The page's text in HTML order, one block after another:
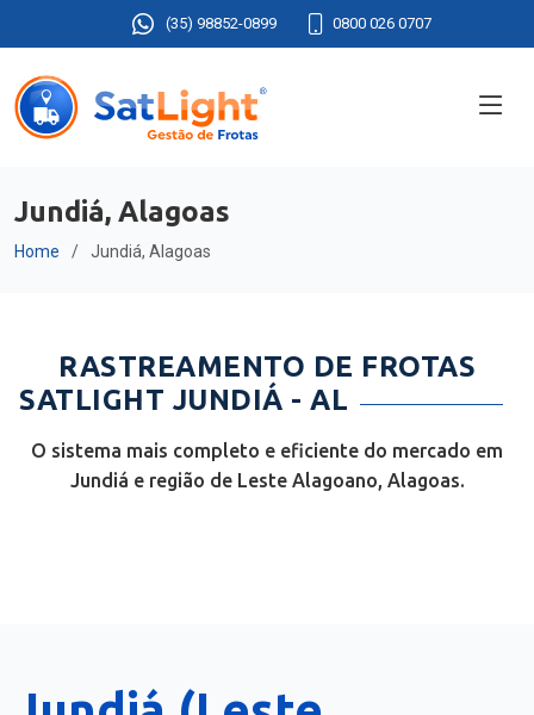
(35) 98852-0899 0800 026 0707
Jundiá, Alagoas
Home Jundiá, Alagoas
RASTREAMENTO DE FROTAS
SATLIGHT JUNDIÁ - AL
O sistema mais completo e eficiente do mercado em
Jundiá e região de Leste Alagoano, Alagoas.